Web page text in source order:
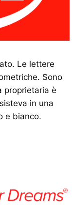
Le lettere
Sono
proprietaria è
in una
e bianco.